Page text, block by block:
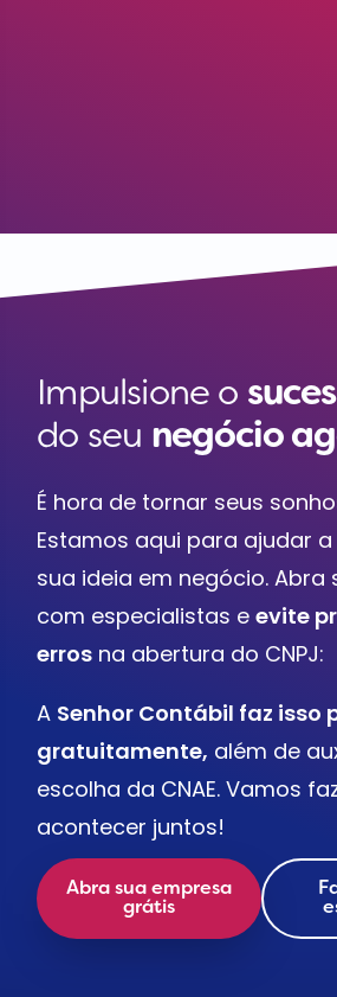
Impulsione o
do seu negócio
É hora de tornar seus
Estamos aqui para ajudar
sua ideia em negócio. Abra
com especialistas eevite
erros na abertura do CNPJ:
A Senhor Contábil faz isso
gratuitamente, além de
escolha da CNAE. Vamos
acontecer juntos!
Abra sua empresa
grátis